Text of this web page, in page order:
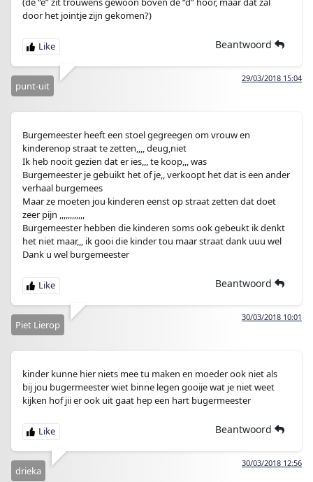
door het jointje zijn gekomen?)
Beantwoord
29/03/2018 15:04
punt-uit
Burgemeester heeft een stoel gegreegen om vrouw en
kinderenop straat te zetten,,,, deug,niet
Ik heb nooit gezien dat er ies,,, te koop,,, was
Burgemeester je gebuikt het of je,, verkoopt het dat is een ander
verhaal burgemees
Maar ze moeten jou kinderen eenst op straat zetten dat doet
zeer pijn ,,,,,,,,,,,,
Burgemeester hebben die kinderen soms ook gebeukt ik denkt
het niet maar,,, ik gooi die kinder tou maar straat dank uuu wel
Dank u wel burgemeester
Beantwoord
30/03/2018 10:01
Piet Lierop
kinder kunne hier niets mee tu maken en moeder ook niet als
bij jou bugermeester wiet binne legen gooije wat je niet weet
kijken hof jii er ook uit gaat hep een hart bugermeester
Beantwoord
30/03/2018 12:56
drieka